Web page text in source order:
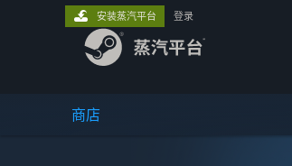
商店
安装蒸汽平台 登录